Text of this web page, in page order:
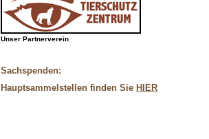
Unser Partnerverein
Sachspenden:
Hauptsammelstellen finden Sie HIER